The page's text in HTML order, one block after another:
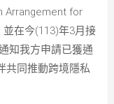
Arrangement for
並在今(113)年3月接
知我方申請已獲通
共同推動跨境隱私